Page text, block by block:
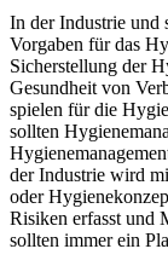
In der Industrie und
Vorgaben für das
Sicherstellung der
Gesundheit von
spielen für die
sollten
der Industrie wird
oder
Risiken erfasst und
sollten immer ein